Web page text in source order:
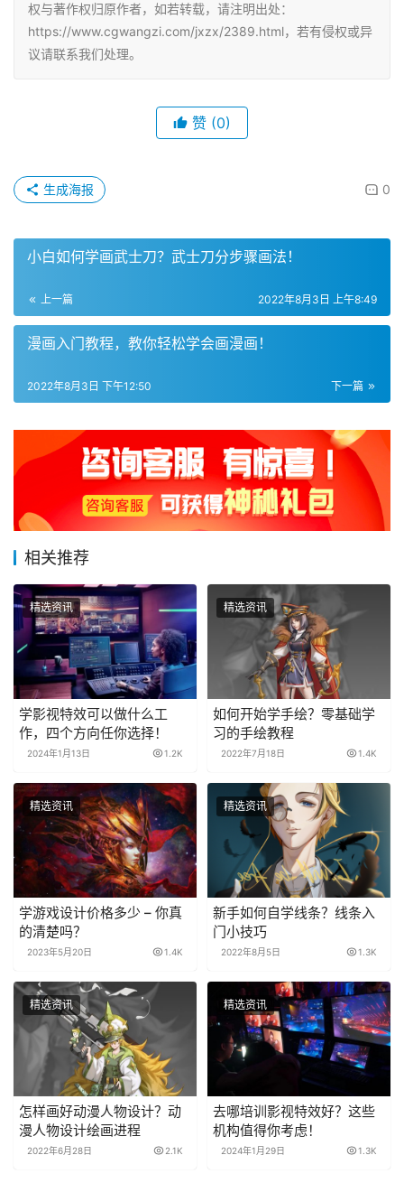
权与著作权归原作者，如若转载，请注明出处：
https://www.cgwangzi.com/jxzx/2389.html，若有侵权或异
议请联系我们处理。
赞 (0)
0
生成海报
小白如何学画武士刀？武士刀分步骤画法！
上一篇 2022年8月3日 上午8:49
漫画入门教程，教你轻松学会画漫画！
下一篇
2022年8月3日 下午12:50
相关推荐
精选资讯
学影视特效可以做什么工
作，四个方向任你选择！
2024年1月13日 1.2K
精选资讯
如何开始学手绘？零基础学
习的手绘教程
2022年7月18日 1.4K
精选资讯
学游戏设计价格多少 – 你真
的清楚吗？
2023年5月20日 1.4K
精选资讯
新手如何自学线条？线条入
门小技巧
2022年8月5日 1.3K
精选资讯
怎样画好动漫人物设计？动
漫人物设计绘画进程
2022年6月28日 2.1K
精选资讯
去哪培训影视特效好？这些
机构值得你考虑！
2024年1月29日 1.3K